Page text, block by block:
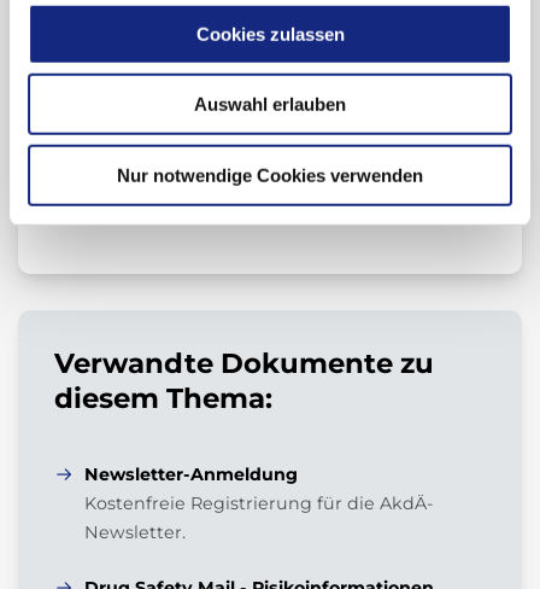
Cookies zulassen
Auswahl erlauben
Nur notwendige Cookies verwenden
Beitrag teilen:
Verwandte Dokumente zu
diesem Thema:
Newsletter-Anmeldung
Kostenfreie Registrierung für die AkdÄ-
Newsletter.